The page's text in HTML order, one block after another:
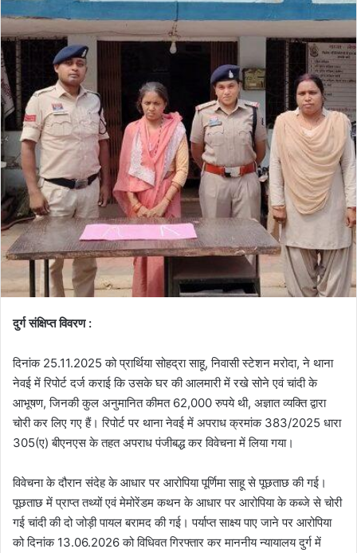
दुर्ग संक्षिप्त विवरण :
दिनांक 25.11.2025 को प्रार्थिया सोहद्रा साहू, निवासी स्टेशन मरोदा, ने थाना
नेवई में रिपोर्ट दर्ज कराई कि उसके घर की आलमारी में रखे सोने एवं चांदी के
आभूषण, जिनकी कुल अनुमानित कीमत 62,000 रुपये थी, अज्ञात व्यक्ति द्वारा
चोरी कर लिए गए हैं। रिपोर्ट पर थाना नेवई में अपराध क्रमांक 383/2025 धारा
305(ए) बीएनएस के तहत अपराध पंजीबद्ध कर विवेचना में लिया गया।
विवेचना के दौरान संदेह के आधार पर आरोपिया पूर्णिमा साहू से पूछताछ की गई।
पूछताछ में प्राप्त तथ्यों एवं मेमोरेंडम कथन के आधार पर आरोपिया के कब्जे से चोरी
गई चांदी की दो जोड़ी पायल बरामद की गई। पर्याप्त साक्ष्य पाए जाने पर आरोपिया
को दिनांक 13.06.2026 को विधिवत गिरफ्तार कर माननीय न्यायालय दुर्ग में